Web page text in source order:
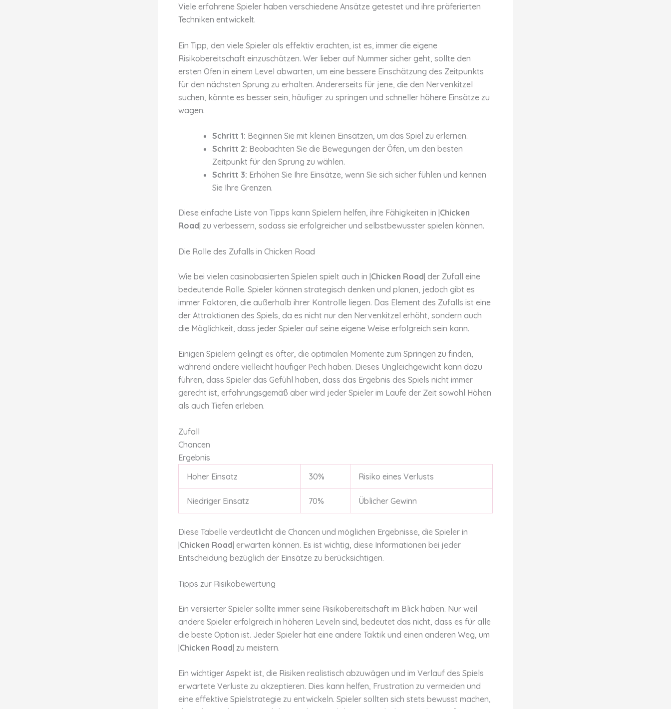
Viele erfahrene Spieler haben verschiedene Ansätze getestet und ihre präferierten
Techniken entwickelt.
Ein Tipp, den viele Spieler als effektiv erachten, ist es, immer die eigene
Risikobereitschaft einzuschätzen. Wer lieber auf Nummer sicher geht, sollte den
ersten Ofen in einem Level abwarten, um eine bessere Einschätzung des Zeitpunkts
für den nächsten Sprung zu erhalten. Andererseits für jene, die den Nervenkitzel
suchen, könnte es besser sein, häufiger zu springen und schneller höhere Einsätze zu
wagen.
Schritt 1: Beginnen Sie mit kleinen Einsätzen, um das Spiel zu erlernen.
Schritt 2: Beobachten Sie die Bewegungen der Öfen, um den besten
Zeitpunkt für den Sprung zu wählen.
Schritt 3: Erhöhen Sie Ihre Einsätze, wenn Sie sich sicher fühlen und kennen
Sie Ihre Grenzen.
Diese einfache Liste von Tipps kann Spielern helfen, ihre Fähigkeiten in | Chicken
Road | zu verbessern, sodass sie erfolgreicher und selbstbewusster spielen können.
Die Rolle des Zufalls in Chicken Road
Wie bei vielen casinobasierten Spielen spielt auch in |Chicken Road| der Zufall eine
bedeutende Rolle. Spieler können strategisch denken und planen, jedoch gibt es
immer Faktoren, die außerhalb ihrer Kontrolle liegen. Das Element des Zufalls ist eine
der Attraktionen des Spiels, da es nicht nur den Nervenkitzel erhöht, sondern auch
die Möglichkeit, dass jeder Spieler auf seine eigene Weise erfolgreich sein kann.
Einigen Spielern gelingt es öfter, die optimalen Momente zum Springen zu finden,
während andere vielleicht häufiger Pech haben. Dieses Ungleichgewicht kann dazu
führen, dass Spieler das Gefühl haben, dass das Ergebnis des Spiels nicht immer
gerecht ist, erfahrungsgemäß aber wird jeder Spieler im Laufe der Zeit sowohl Höhen
als auch Tiefen erleben.
Zufall
Chancen
Ergebnis
Hoher Einsatz
30% Risiko eines Verlusts
Niedriger Einsatz 70% Üblicher Gewinn
Diese Tabelle verdeutlicht die Chancen und möglichen Ergebnisse, die Spieler in
|Chicken Road| erwarten können. Es ist wichtig, diese Informationen bei jeder
Entscheidung bezüglich der Einsätze zu berücksichtigen.
Tipps zur Risikobewertung
Ein versierter Spieler sollte immer seine Risikobereitschaft im Blick haben. Nur weil
andere Spieler erfolgreich in höheren Leveln sind, bedeutet das nicht, dass es für alle
die beste Option ist. Jeder Spieler hat eine andere Taktik und einen anderen Weg, um
|Chicken Road| zu meistern.
Ein wichtiger Aspekt ist, die Risiken realistisch abzuwägen und im Verlauf des Spiels
erwartete Verluste zu akzeptieren. Dies kann helfen, Frustration zu vermeiden und
eine effektive Spielstrategie zu entwickeln. Spieler sollten sich stets bewusst machen,